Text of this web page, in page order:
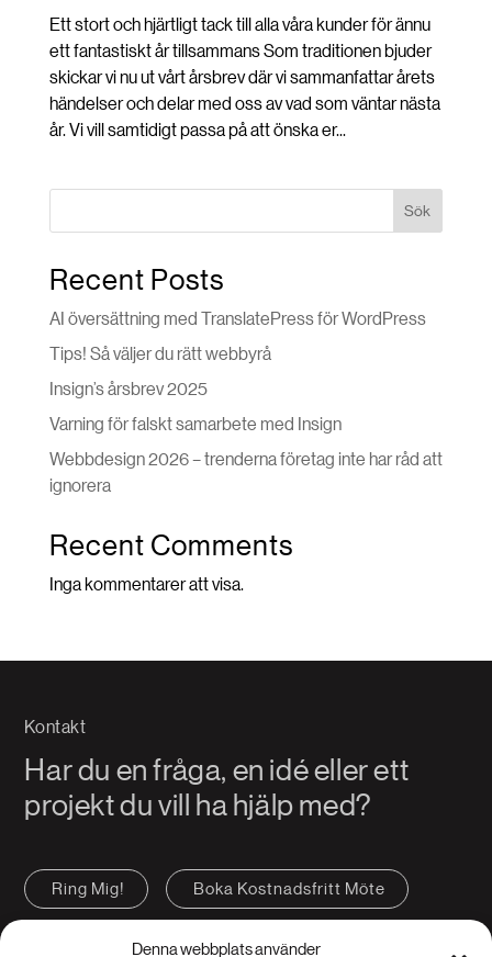
Denna webbplats använder
Ett stort och hjärtligt tack till alla våra kunder för ännu
ett fantastiskt år tillsammans Som traditionen bjuder
skickar vi nu ut vårt årsbrev där vi sammanfattar årets
händelser och delar med oss av vad som väntar nästa
år. Vi vill samtidigt passa på att önska er...
Sök
Recent Posts
AI översättning med TranslatePress för WordPress
Tips! Så väljer du rätt webbyrå
Insign’s årsbrev 2025
Varning för falskt samarbete med Insign
Webbdesign 2026 – trenderna företag inte har råd att
ignorera
Recent Comments
Inga kommentarer att visa.
Kontakt
Har du en fråga, en idé eller ett
projekt du vill ha hjälp med?
Ring Mig! Boka Kostnadsfritt Möte
Kontakta oss FAQ